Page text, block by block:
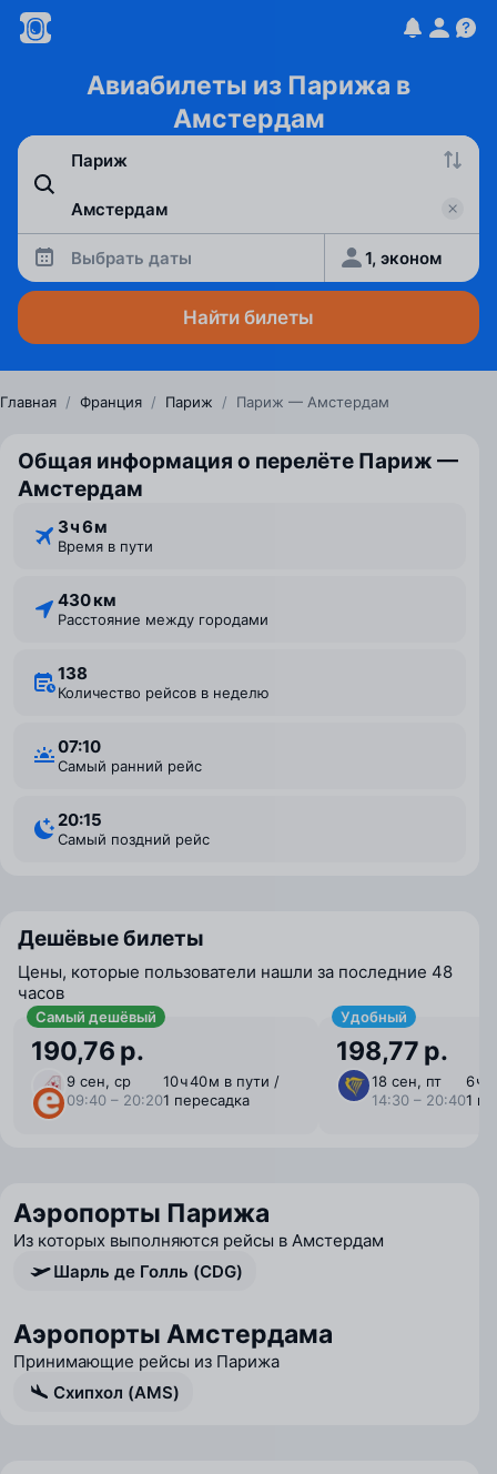
Авиабилеты из Парижа в
Амстердам
Выбрать даты 1, эконом
Найти билеты
Главная / Франция / Париж / Париж — Амстердам
Общая информация о перелёте Париж —
Амстердам
3 ⁠ч 6 ⁠м
Время в пути
430 км
Расстояние между городами
138
Количество рейсов в неделю
07:10
Самый ранний рейс
20:15
Самый поздний рейс
Дешёвые билеты
Цены, которые пользователи нашли за последние 48
часов
Самый дешёвый
190,76 р.
9 сен, ср
09:40 – 20:20
10 ⁠ч 40 ⁠м в пути /
1 пересадка
Удобный
198,77 р.
18 сен, пт
14:30 – 20:40
6 ⁠ч
1
Аэропорты Парижа
Из которых выполняются рейсы в Амстердам
Шарль де Голль (CDG)
Аэропорты Амстердама
Принимающие рейсы из Парижа
Схипхол (AMS)